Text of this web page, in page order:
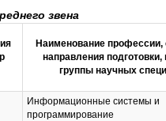
звена
Наименование профессии,
направления
группы научных
Информационные системы и
программирование